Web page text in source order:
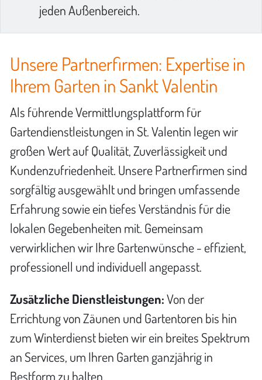
jeden Außenbereich.
Unsere Partnerfirmen: Expertise in
Ihrem Garten in Sankt Valentin
Als führende Vermittlungsplattform für
Gartendienstleistungen in St. Valentin legen wir
großen Wert auf Qualität, Zuverlässigkeit und
Kundenzufriedenheit. Unsere Partnerfirmen sind
sorgfältig ausgewählt und bringen umfassende
Erfahrung sowie ein tiefes Verständnis für die
lokalen Gegebenheiten mit. Gemeinsam
verwirklichen wir Ihre Gartenwünsche - effizient,
professionell und individuell angepasst.
Zusätzliche Dienstleistungen:Von der
Errichtung von Zäunen und Gartentoren bis hin
zum Winterdienst bieten wir ein breites Spektrum
an Services, um Ihren Garten ganzjährig in
Bestform zu halten.